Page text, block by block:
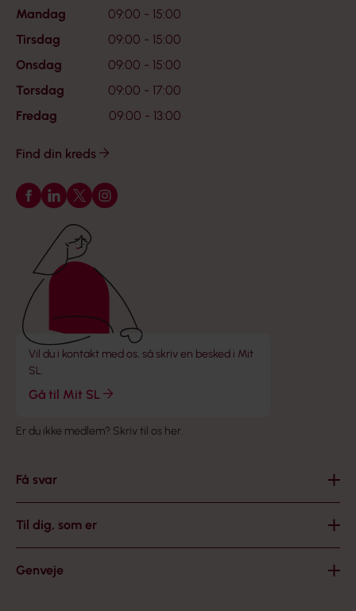
Mandag
09:00 - 15:00
Tirsdag
09:00 - 15:00
Onsdag
09:00 - 15:00
Torsdag
09:00 - 17:00
Fredag
09:00 - 13:00
Find din kreds
Følg os på Facebook
Følg os på LinkedIn
Følg os på X
Følg os på Instagram
Vil du i kontakt med os, så skriv en besked i Mit
SL.
Gå til Mit SL
Er du ikke medlem? Skriv til os her.
Få svar
Til dig, som er
Genveje